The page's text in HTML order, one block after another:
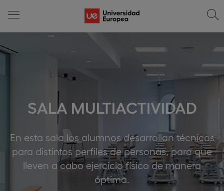
SALA MULTIACTIVIDAD
En esta sala los alumnos desarrollan técnicas
para distintos perfiles de personas, para que
lleven a cabo ejercicio físico de manera
óptima.